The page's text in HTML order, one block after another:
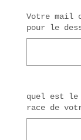
Votre mail
pour le
quel est
race de